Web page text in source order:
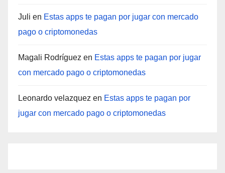
Juli en Estas apps te pagan por jugar con mercado
pago o criptomonedas
Magali Rodríguez en Estas apps te pagan por jugar
con mercado pago o criptomonedas
Leonardo velazquez en Estas apps te pagan por
jugar con mercado pago o criptomonedas